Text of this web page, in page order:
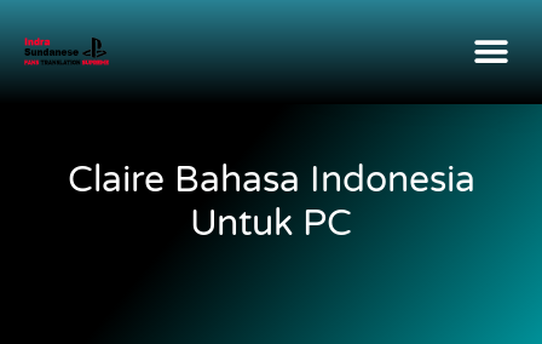
Claire Bahasa Indonesia
Untuk PC